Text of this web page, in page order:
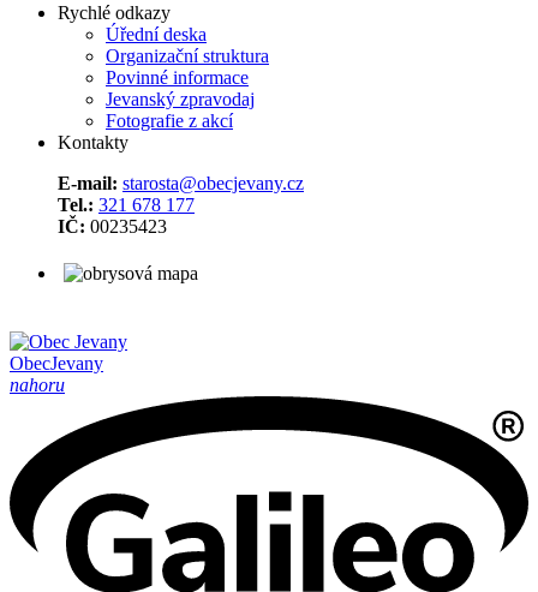
Rychlé odkazy
Úřední deska
Organizační struktura
Povinné informace
Jevanský zpravodaj
Fotografie z akcí
Kontakty
E-mail: starosta@obecjevany.cz
Tel.: 321 678 177
IČ: 00235423
ObecJevany
nahoru